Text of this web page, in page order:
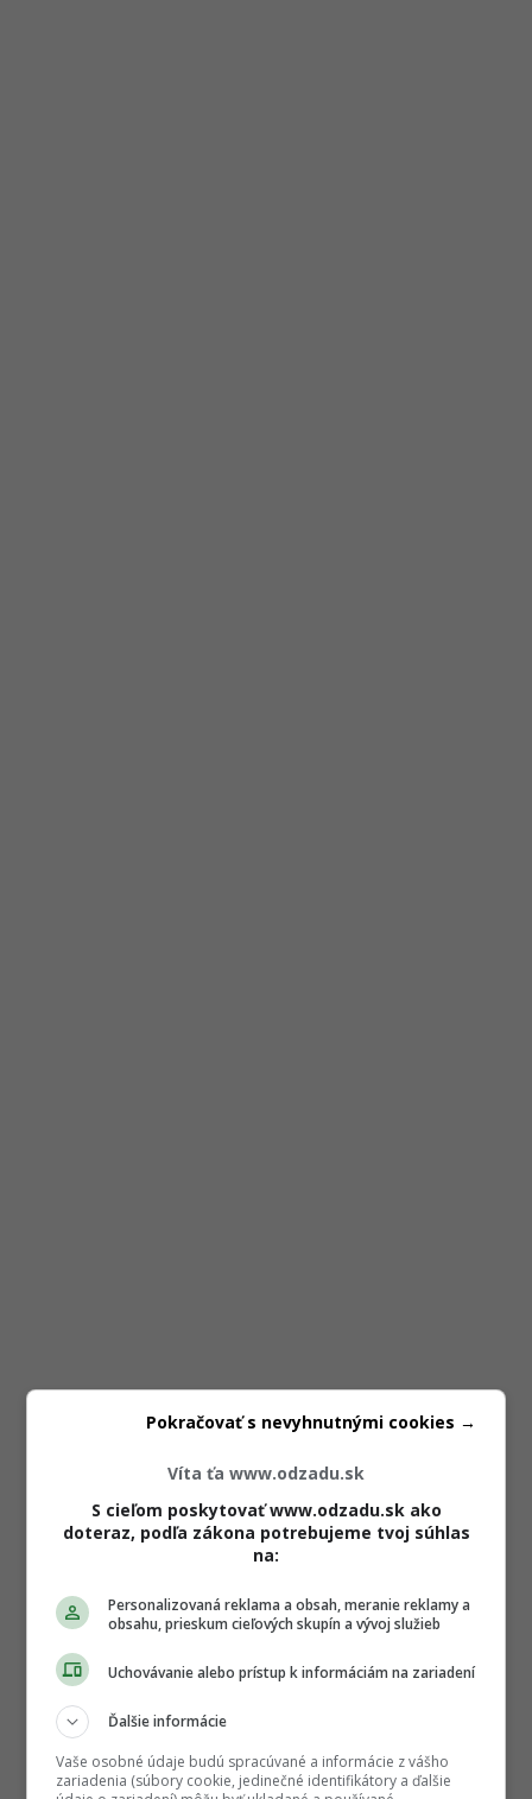
Víta ťa www.odzadu.sk
S cieľom poskytovať www.odzadu.sk ako
doteraz, podľa zákona potrebujeme tvoj súhlas
na:
Personalizovaná reklama a obsah, meranie reklamy a
obsahu, prieskum cieľových skupín a vývoj služieb
Uchovávanie alebo prístup k informáciám na zariadení
Ďalšie informácie
Vaše osobné údaje budú spracúvané a informácie z vášho
zariadenia (súbory cookie, jedinečné identifikátory a ďalšie
Pokračovať s nevyhnutnými cookies →